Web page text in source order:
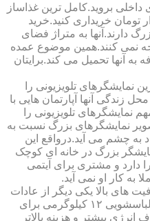
بروید.کامل ترین غذاساز
می توانید با حدود 100 هزار تومان خریداری کنید.خرید
دارند.آنها به متراژ فضای
نمی کنند.همین موضوع عمده
آنها تحمیل می کند.برایتان
نمایشگرهای تلویزیونی را
زندگی آنها آپارتمان هایی با
نمایشگرهای تلویزیونی را
نمایشگرهای بزرگ نسبت به
به چشم می آید.درواقع این
بزرگ در خانه ای کوچک
دارد و مشتری برای آیتمی
به کار او نمی آید.
های بالا یکی دیگر از عادات
نادرست مشتریان ایرانی است.یک لباسشویی ١٢ کیلوگرمی برای
اتلاف انرژی بیشتر و هزینه بالاتر